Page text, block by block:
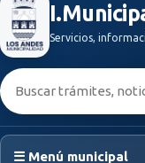
Servicios,
Buscar:
☰ Menú municipal